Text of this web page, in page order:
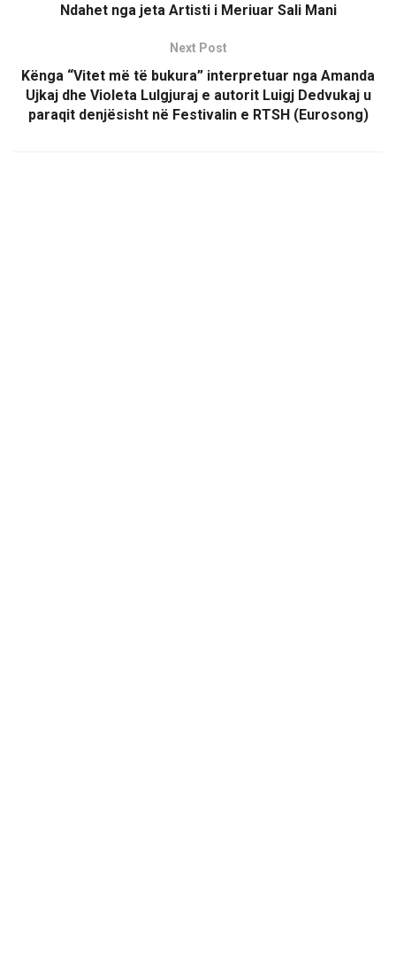
Ndahet nga jeta Artisti i Meriuar Sali Mani
Next Post
Kënga “Vitet më të bukura” interpretuar nga Amanda
Ujkaj dhe Violeta Lulgjuraj e autorit Luigj Dedvukaj u
paraqit denjësisht në Festivalin e RTSH (Eurosong)